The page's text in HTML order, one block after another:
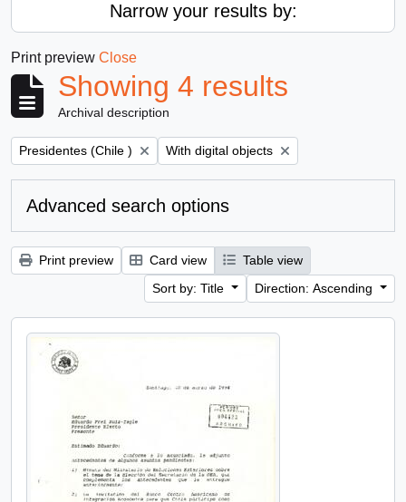
Narrow your results by:
Print preview Close
Showing 4 results
Archival description
Remove filter:
Presidentes (Chile ) Remove filter:
With digital objects
Advanced search options
Print preview Card view
Table view
Sort by: Title
Direction: Ascending